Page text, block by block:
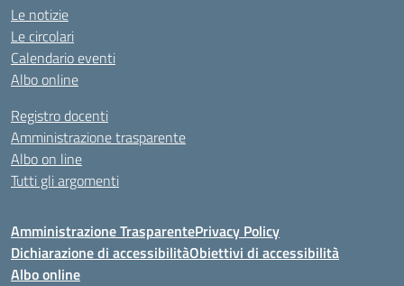
Le notizie
Le circolari
Calendario eventi
Albo online
Registro docenti
Amministrazione trasparente
Albo on line
Tutti gli argomenti
Amministrazione TrasparentePrivacy Policy
Dichiarazione di accessibilitàObiettivi di accessibilità
Albo online